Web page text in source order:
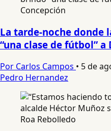
La tarde-noche donde
“una clase de fútbol”
Por Carlos Campos • 5 de
Pedro Hernandez